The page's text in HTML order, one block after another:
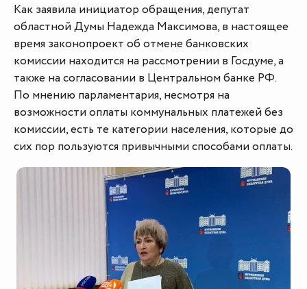
Как заявила инициатор обращения, депутат
областной Думы Надежда Максимова, в настоящее
время законопроект об отмене банковских
комиссии находится на рассмотрении в Госдуме, а
также на согласовании в Центральном банке РФ.
По мнению парламентария, несмотря на
возможности оплаты коммунальных платежей без
комиссии, есть те категории населения, которые до
сих пор пользуются привычными способами оплаты.